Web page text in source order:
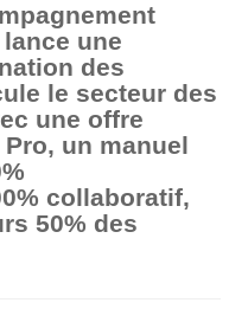
une
des
le secteur des
une offre
un manuel
collaboratif,
50% des